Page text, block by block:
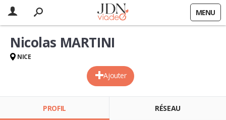
MENU
Ajouter
Nicolas MARTINI
NICE
PROFIL RÉSEAU